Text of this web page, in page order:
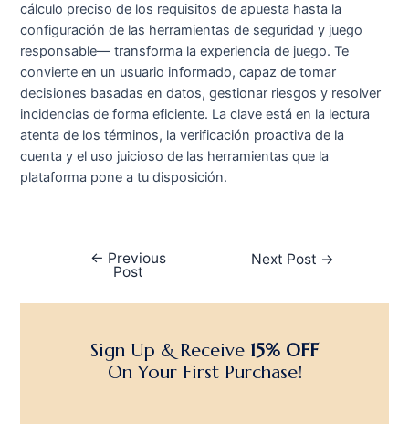
cálculo preciso de los requisitos de apuesta hasta la
configuración de las herramientas de seguridad y juego
responsable— transforma la experiencia de juego. Te
convierte en un usuario informado, capaz de tomar
decisiones basadas en datos, gestionar riesgos y resolver
incidencias de forma eficiente. La clave está en la lectura
atenta de los términos, la verificación proactiva de la
cuenta y el uso juicioso de las herramientas que la
plataforma pone a tu disposición.
← Previous
Post
Next Post →
Sign Up & Receive 15% OFF
On Your First Purchase!